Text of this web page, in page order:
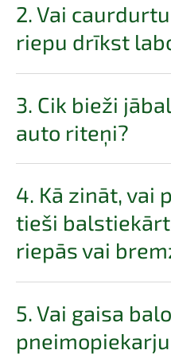
2. Vai
riepu drīkst
3. Cik bieži
auto riteņi?
4. Kā zināt, vai
tieši
riepās vai
5. Vai gaisa